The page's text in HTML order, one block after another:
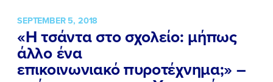
SEPTEMBER 5, 2018
«Η τσάντα στο σχολείο: μήπως
άλλο ένα
επικοινωνιακό πυροτέχνημα;» –